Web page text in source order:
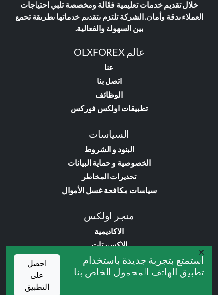
استمتع بتجربة جديدة باستخدام
تطبيق الهاتف المحمول الخاص بنا
احصل
على
التطبيق
خلال تقديم خدمات تعليمية فعّالة ومخصصة تلبي احتياجات
العملاء بدقة وأمان. الشركة تلتزم بتقديم خدماتها بطريقة تجمع
بين السهولة والفعالية.
عالم OLXFOREX
عنا
اتصل بنا
الوظائف
تطبيقات اولكس فوركس
السياسات
البنود و الشروط
الخصوصية و حماية البيانات
تحذيرات المخاطر
سياسات مكافحة غسل الأموال
متجر اولكس
الاكاديمية
الاكسبرتات
المؤشرات
الكتب